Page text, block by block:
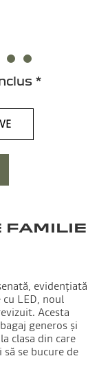
*
FAMILIE
evidențiată
LED, noul
Acesta
generos și
clasa din care
se bucure de